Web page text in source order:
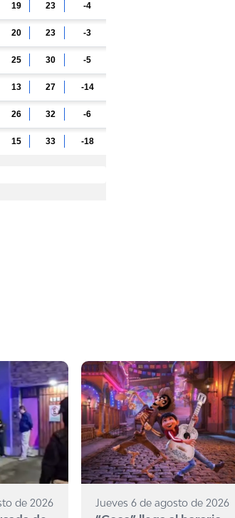
de 2026 Jueves 6 de agosto de 2026